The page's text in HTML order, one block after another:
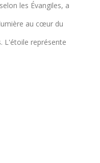
les Évangiles, a
au cœur du
L'étoile représente